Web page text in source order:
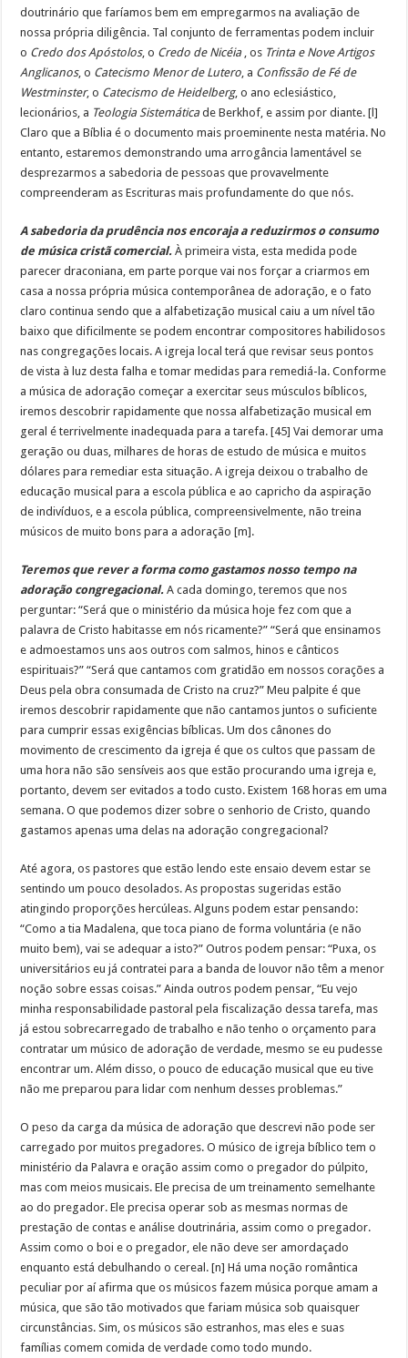
doutrinário que faríamos bem em empregarmos na avaliação de
nossa própria diligência. Tal conjunto de ferramentas podem incluir
o Credo dos Apóstolos, o Credo de Nicéia, os Trinta e Nove Artigos
Anglicanos, o Catecismo Menor de Lutero , a Confissão de Fé de
Westminster, o Catecismo de Heidelberg, o ano eclesiástico,
lecionários, a Teologia Sistemáticade Berkhof, e assim por diante. [l]
Claro que a Bíblia é o documento mais proeminente nesta matéria. No
entanto, estaremos demonstrando uma arrogância lamentável se
desprezarmos a sabedoria de pessoas que provavelmente
compreenderam as Escrituras mais profundamente do que nós.
A sabedoria da prudência nos encoraja a reduzirmos o consumo
de música cristã comercial. À primeira vista, esta medida pode
parecer draconiana, em parte porque vai nos forçar a criarmos em
casa a nossa própria música contemporânea de adoração, e o fato
claro continua sendo que a alfabetização musical caiu a um nível tão
baixo que dificilmente se podem encontrar compositores habilidosos
nas congregações locais. A igreja local terá que revisar seus pontos
de vista à luz desta falha e tomar medidas para remediá-la. Conforme
a música de adoração começar a exercitar seus músculos bíblicos,
iremos descobrir rapidamente que nossa alfabetização musical em
geral é terrivelmente inadequada para a tarefa. [45] Vai demorar uma
geração ou duas, milhares de horas de estudo de música e muitos
dólares para remediar esta situação. A igreja deixou o trabalho de
educação musical para a escola pública e ao capricho da aspiração
de indivíduos, e a escola pública, compreensivelmente, não treina
músicos de muito bons para a adoração [m].
Teremos que rever a forma como gastamos nosso tempo na
adoração congregacional. A cada domingo, teremos que nos
perguntar: “Será que o ministério da música hoje fez com que a
palavra de Cristo habitasse em nós ricamente?” “Será que ensinamos
e admoestamos uns aos outros com salmos, hinos e cânticos
espirituais?” “Será que cantamos com gratidão em nossos corações a
Deus pela obra consumada de Cristo na cruz?” Meu palpite é que
iremos descobrir rapidamente que não cantamos juntos o suficiente
para cumprir essas exigências bíblicas. Um dos cânones do
movimento de crescimento da igreja é que os cultos que passam de
uma hora não são sensíveis aos que estão procurando uma igreja e,
portanto, devem ser evitados a todo custo. Existem 168 horas em uma
semana. O que podemos dizer sobre o senhorio de Cristo, quando
gastamos apenas uma delas na adoração congregacional?
Até agora, os pastores que estão lendo este ensaio devem estar se
sentindo um pouco desolados. As propostas sugeridas estão
atingindo proporções hercúleas. Alguns podem estar pensando:
“Como a tia Madalena, que toca piano de forma voluntária (e não
muito bem), vai se adequar a isto?” Outros podem pensar: “Puxa, os
universitários eu já contratei para a banda de louvor não têm a menor
noção sobre essas coisas.” Ainda outros podem pensar, “Eu vejo
minha responsabilidade pastoral pela fiscalização dessa tarefa, mas
já estou sobrecarregado de trabalho e não tenho o orçamento para
contratar um músico de adoração de verdade, mesmo se eu pudesse
encontrar um. Além disso, o pouco de educação musical que eu tive
não me preparou para lidar com nenhum desses problemas.”
O peso da carga da música de adoração que descrevi não pode ser
carregado por muitos pregadores. O músico de igreja bíblico tem o
ministério da Palavra e oração assim como o pregador do púlpito,
mas com meios musicais. Ele precisa de um treinamento semelhante
ao do pregador. Ele precisa operar sob as mesmas normas de
prestação de contas e análise doutrinária, assim como o pregador.
Assim como o boi e o pregador, ele não deve ser amordaçado
enquanto está debulhando o cereal. [n] Há uma noção romântica
peculiar por aí afirma que os músicos fazem música porque amam a
música, que são tão motivados que fariam música sob quaisquer
circunstâncias. Sim, os músicos são estranhos, mas eles e suas
famílias comem comida de verdade como todo mundo.